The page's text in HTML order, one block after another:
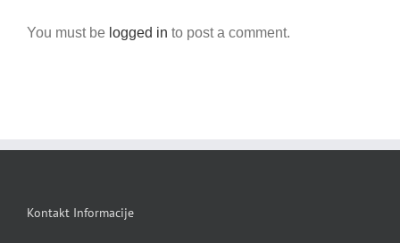
You must be logged in to post a comment.
Kontakt Informacije